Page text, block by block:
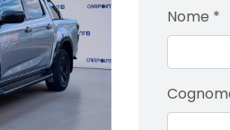
Nome *